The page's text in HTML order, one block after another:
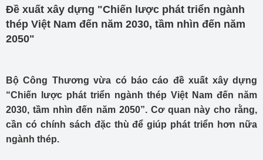
Đề xuất xây dựng "Chiến lược phát triển ngành
thép Việt Nam đến năm 2030, tầm nhìn đến năm
2050"
Bộ Công Thương vừa có báo cáo đề xuất xây dựng
“Chiến lược phát triển ngành thép Việt Nam đến năm
2030, tầm nhìn đến năm 2050”. Cơ quan này cho rằng,
cần có chính sách đặc thù để giúp phát triển hơn nữa
ngành thép.